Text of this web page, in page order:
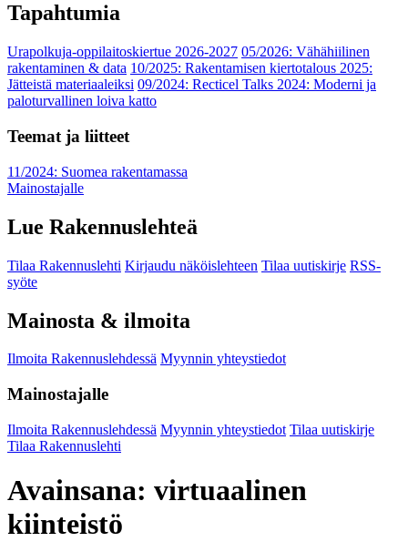
Tapahtumia
Urapolkuja-oppilaitoskiertue 2026-2027 05/2026: Vähähiilinen
rakentaminen & data 10/2025: Rakentamisen kiertotalous 2025:
Jätteistä materiaaleiksi 09/2024: Recticel Talks 2024: Moderni ja
paloturvallinen loiva katto
Teemat ja liitteet
11/2024: Suomea rakentamassa
Mainostajalle
Lue Rakennuslehteä
Tilaa Rakennuslehti Kirjaudu näköislehteen Tilaa uutiskirje RSS-
syöte
Mainosta & ilmoita
Ilmoita Rakennuslehdessä Myynnin yhteystiedot
Mainostajalle
Ilmoita Rakennuslehdessä Myynnin yhteystiedot Tilaa uutiskirje
Tilaa Rakennuslehti
Avainsana: virtuaalinen
kiinteistö